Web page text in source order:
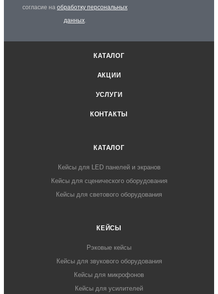
согласие на обработку персональных
данных.
КАТАЛОГ
АКЦИИ
УСЛУГИ
КОНТАКТЫ
КАТАЛОГ
Кейсы для LED панелей и экранов
Кейсы для сценического оборудования
Кейсы для светового оборудования
КЕЙСЫ
Рэковые кейсы
Кейсы для звукового оборудования
Кейсы для микрофонов
Кейсы для усилителей